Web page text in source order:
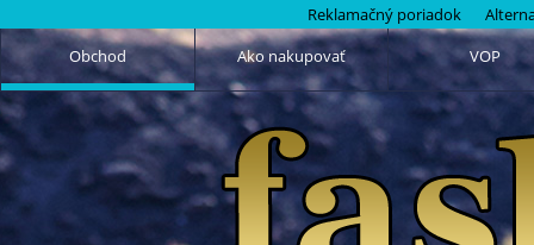
Reklamačný poriadok
Obchod
Ako nakupovať VOP